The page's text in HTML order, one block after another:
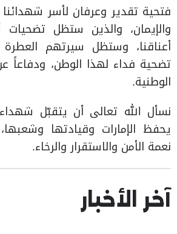
فتحية تقدير وعرفان لأسر شهدائنا
والإيمان، والذين ستظل تضحيات
أعناقنا، وستظل سيرتهم
تضحية فداء لهذا الوطن، ودفاعاً
الوطنية.
نسأل الله تعالى أن يتقبّل
يحفظ الإمارات وقيادتها
نعمة الأمن والاستقرار والرخاء.
آخر الأخبار